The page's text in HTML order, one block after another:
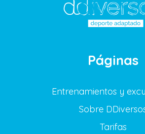
Páginas
Entrenamientos y
Sobre
Tarifas